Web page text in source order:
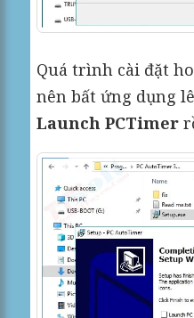
Quá trình cài đặt
nên bất ứng dụng
Launch PCTimer